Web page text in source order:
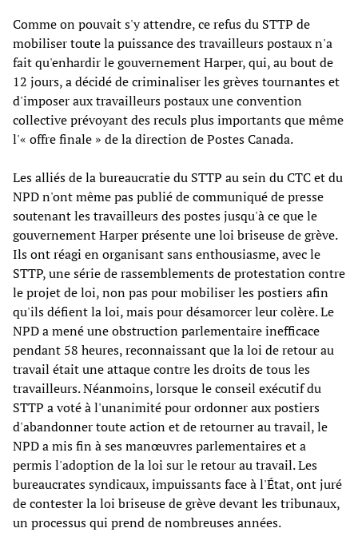
Comme on pouvait s'y attendre, ce refus du STTP de
mobiliser toute la puissance des travailleurs postaux n'a
fait qu'enhardir le gouvernement Harper, qui, au bout de
12 jours, a décidé de criminaliser les grèves tournantes et
d'imposer aux travailleurs postaux une convention
collective prévoyant des reculs plus importants que même
l'« offre finale » de la direction de Postes Canada.
Les alliés de la bureaucratie du STTP au sein du CTC et du
NPD n'ont même pas publié de communiqué de presse
soutenant les travailleurs des postes jusqu'à ce que le
gouvernement Harper présente une loi briseuse de grève.
Ils ont réagi en organisant sans enthousiasme, avec le
STTP, une série de rassemblements de protestation contre
le projet de loi, non pas pour mobiliser les postiers afin
qu'ils défient la loi, mais pour désamorcer leur colère. Le
NPD a mené une obstruction parlementaire inefficace
pendant 58 heures, reconnaissant que la loi de retour au
travail était une attaque contre les droits de tous les
travailleurs. Néanmoins, lorsque le conseil exécutif du
STTP a voté à l'unanimité pour ordonner aux postiers
d'abandonner toute action et de retourner au travail, le
NPD a mis fin à ses manœuvres parlementaires et a
permis l'adoption de la loi sur le retour au travail. Les
bureaucrates syndicaux, impuissants face à l'État, ont juré
de contester la loi briseuse de grève devant les tribunaux,
un processus qui prend de nombreuses années.